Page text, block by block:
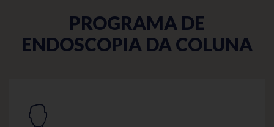
PROGRAMA DE
ENDOSCOPIA DA COLUNA